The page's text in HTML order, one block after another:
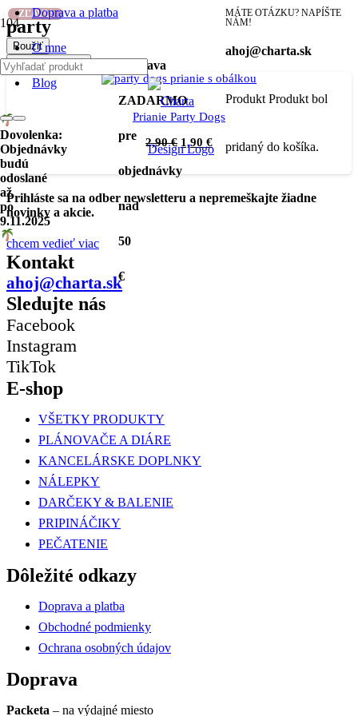
Doprava a platba
O mne
Blog
Doprava
ZADARMO
pre
objednávky
nad
50
€
MÁTE OTÁZKU? NAPÍŠTE
NÁM!
ahoj@charta.sk
Produkt Produktbol
pridaný do košíka.
Dovolenka:
Objednávky
budú
odoslané
až
po
9.11.2025
party
Použiť
Filter produktov
ZĽAVA!
Prianie Party Dogs
2,90€ 1,90 €
Prihláste sa na odber newsletteru a nepremeškajte žiadne
novinky a akcie.
chcem vedieť viac
Kontakt
ahoj@charta.sk
Sledujte nás
Facebook
Instagram
TikTok
E-shop
VŠETKY PRODUKTY
PLÁNOVAČE A DIÁRE
KANCELÁRSKE DOPLNKY
NÁLEPKY
DARČEKY & BALENIE
PRIPINÁČIKY
PEČATENIE
Dôležité odkazy
Doprava a platba
Obchodné podmienky
Ochrana osobných údajov
Doprava
Packeta – na výdajné miesto